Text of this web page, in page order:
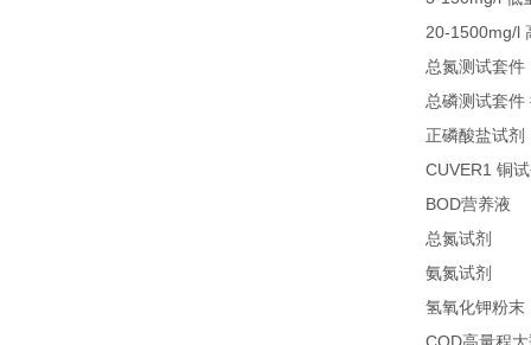
20-1500mg/l
总氮测试套件
总磷测试套件
正磷酸盐试剂
CUVER1 铜
BOD营养液
总氮试剂
氨氮试剂
氢氧化钾粉末